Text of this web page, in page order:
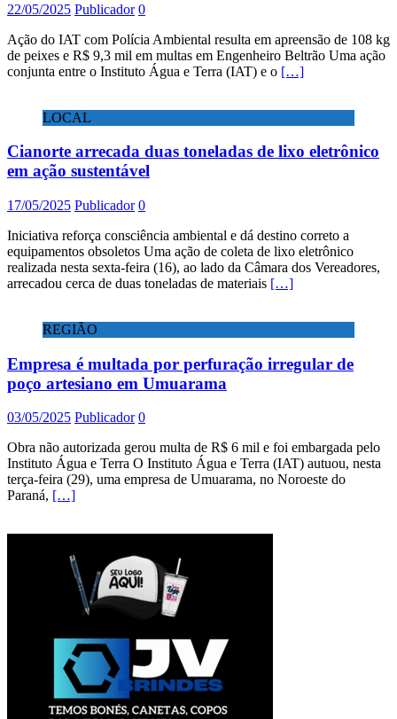
22/05/2025 Publicador 0
Ação do IAT com Polícia Ambiental resulta em apreensão de 108 kg
de peixes e R$ 9,3 mil em multas em Engenheiro Beltrão Uma ação
conjunta entre o Instituto Água e Terra (IAT) e o […]
LOCAL
Cianorte arrecada duas toneladas de lixo eletrônico
em ação sustentável
17/05/2025 Publicador 0
Iniciativa reforça consciência ambiental e dá destino correto a
equipamentos obsoletos Uma ação de coleta de lixo eletrônico
realizada nesta sexta-feira (16), ao lado da Câmara dos Vereadores,
arrecadou cerca de duas toneladas de materiais […]
REGIÃO
Empresa é multada por perfuração irregular de
poço artesiano em Umuarama
03/05/2025 Publicador 0
Obra não autorizada gerou multa de R$ 6 mil e foi embargada pelo
Instituto Água e Terra O Instituto Água e Terra (IAT) autuou, nesta
terça-feira (29), uma empresa de Umuarama, no Noroeste do
Paraná, […]